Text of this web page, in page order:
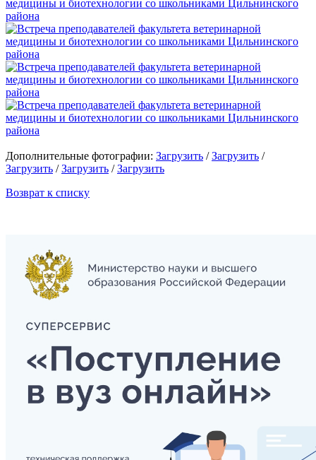
Дополнительные фотографии: Загрузить /Загрузить /
Загрузить /Загрузить /Загрузить
Возврат к списку